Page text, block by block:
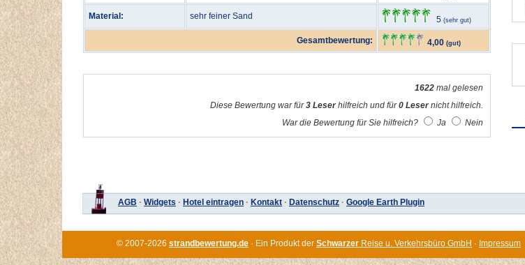
Material: sehr feiner Sand 5 (sehr gut)
Gesamtbewertung: 4,00 (gut)
1622 mal gelesen
Diese Bewertung war für3 Leserhilfreich und für0 Lesernicht hilfreich.
War die Bewertung für Sie hilfreich?
Ja Nein
AGB · Widgets · Hotel eintragen · Kontakt · Datenschutz · Google Earth Plugin
© 2007-2026 strandbewertung.de · Ein Produkt der Schwarzer Reise u. Verkehrsbüro GmbH · Impressum